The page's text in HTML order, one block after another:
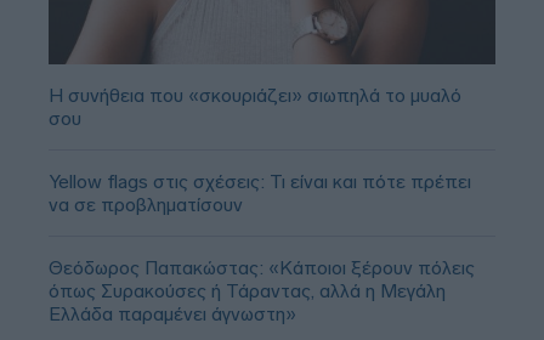
Η συνήθεια που «σκουριάζει» σιωπηλά το μυαλό
σου
Yellow flags στις σχέσεις: Τι είναι και πότε πρέπει
να σε προβληματίσουν
Θεόδωρος Παπακώστας: «Κάποιοι ξέρουν πόλεις
όπως Συρακούσες ή Τάραντας, αλλά η Μεγάλη
Ελλάδα παραμένει άγνωστη»